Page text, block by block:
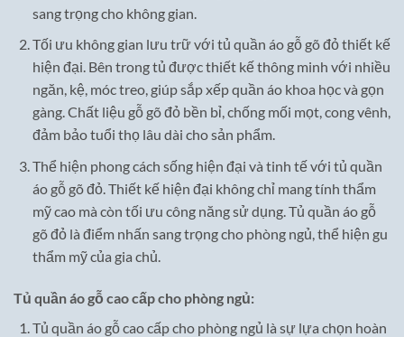
sang trọng cho không gian.
Tối ưu không gian lưu trữ với tủ quần áo gỗ gõ đỏ thiết kế
hiện đại. Bên trong tủ được thiết kế thông minh với nhiều
ngăn, kệ, móc treo, giúp sắp xếp quần áo khoa học và gọn
gàng. Chất liệu gỗ gõ đỏ bền bỉ, chống mối mọt, cong vênh,
đảm bảo tuổi thọ lâu dài cho sản phẩm.
Thể hiện phong cách sống hiện đại và tinh tế với tủ quần
áo gỗ gõ đỏ. Thiết kế hiện đại không chỉ mang tính thẩm
mỹ cao mà còn tối ưu công năng sử dụng. Tủ quần áo gỗ
gõ đỏ là điểm nhấn sang trọng cho phòng ngủ, thể hiện gu
thẩm mỹ của gia chủ.
Tủ quần áo gỗ cao cấp cho phòng ngủ:
Tủ quần áo gỗ cao cấp cho phòng ngủ là sự lựa chọn hoàn